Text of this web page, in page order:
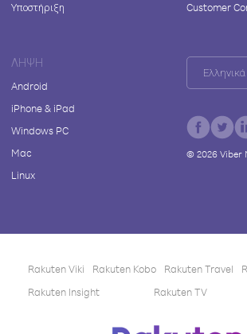
Υποστήριξη
Customer
ΛΉΨΗ
Android
iPhone & iPad
Windows PC
Mac
Linux
Ελληνικά
© 2026Viber
Rakuten Viki Rakuten Kobo Rakuten Travel
Rakuten Insight
Rakuten TV